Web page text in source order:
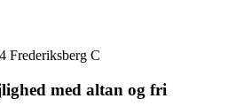
Frederiksberg C
med altan og fri